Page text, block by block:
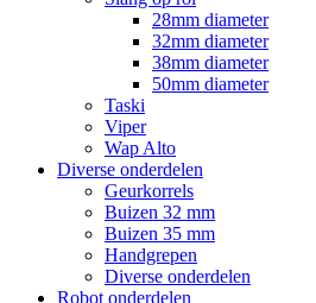
28mm diameter
32mm diameter
38mm diameter
50mm diameter
Taski
Viper
Wap Alto
Diverse onderdelen
Geurkorrels
Buizen 32 mm
Buizen 35 mm
Handgrepen
Diverse onderdelen
Robot onderdelen